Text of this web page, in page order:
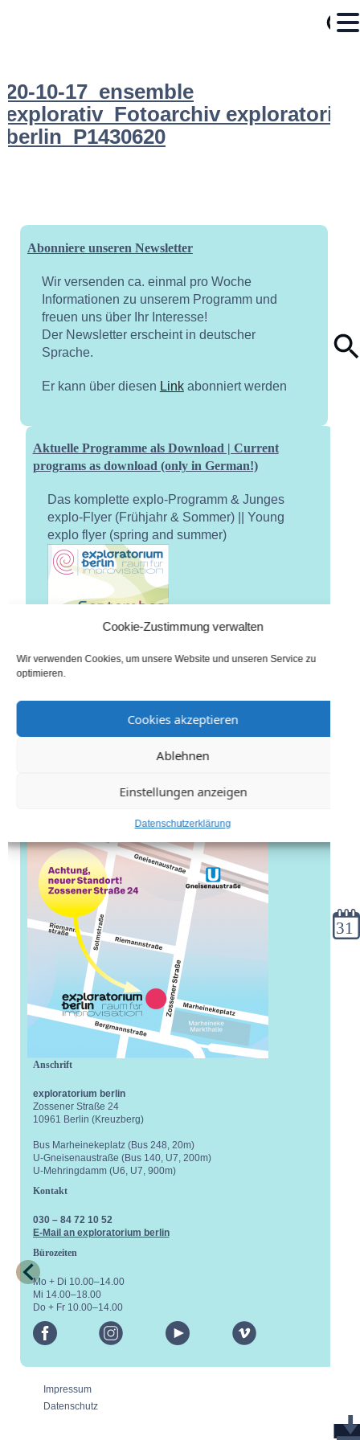
Cookie-Zustimmung verwalten
Wir verwenden Cookies, um unsere Website und unseren Service zu
optimieren.
Cookies akzeptieren
Ablehnen
Einstellungen anzeigen
Datenschutzerklärung
1
20-10-17_ensemble
explorativ_Fotoarchiv
berlin_P1430620
Abonniere unseren Newsletter
Wir versenden ca. einmal pro Woche
Informationen zu unserem Programm und
freuen uns über Ihr Interesse!
Der Newsletter erscheint in deutscher
Sprache.
Er kann über diesen Linkabonniert werden
Aktuelle Programme als Download | Current
programs as download (only in German!)
Das komplette explo-Programm & Junges
explo-Flyer (Frühjahr & Sommer) || Young
explo flyer (spring and summer)
Anschrift
exploratorium berlin
Zossener Straße 24
10961 Berlin (Kreuzberg)
Bus Marheinekeplatz (Bus 248, 20m)
U-Gneisenaustraße (Bus 140, U7, 200m)
U-Mehringdamm (U6, U7, 900m)
Kontakt
030 – 84 72 10 52
E-Mail an exploratorium berlin
Bürozeiten
Mo + Di 10.00–14.00
Mi 14.00–18.00
Do + Fr 10.00–14.00
facebook
instagram youtube vimeo
Impressum
Datenschutz